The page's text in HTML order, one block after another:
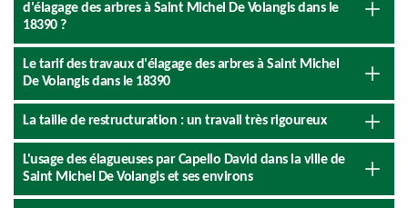
d'élagage des arbres à Saint Michel De Volangis dans le
18390 ?
Le tarif des travaux d'élagage des arbres à Saint Michel
De Volangis dans le 18390
La taille de restructuration : un travail très rigoureux
L'usage des élagueuses par Capello David dans la ville de
Saint Michel De Volangis et ses environs